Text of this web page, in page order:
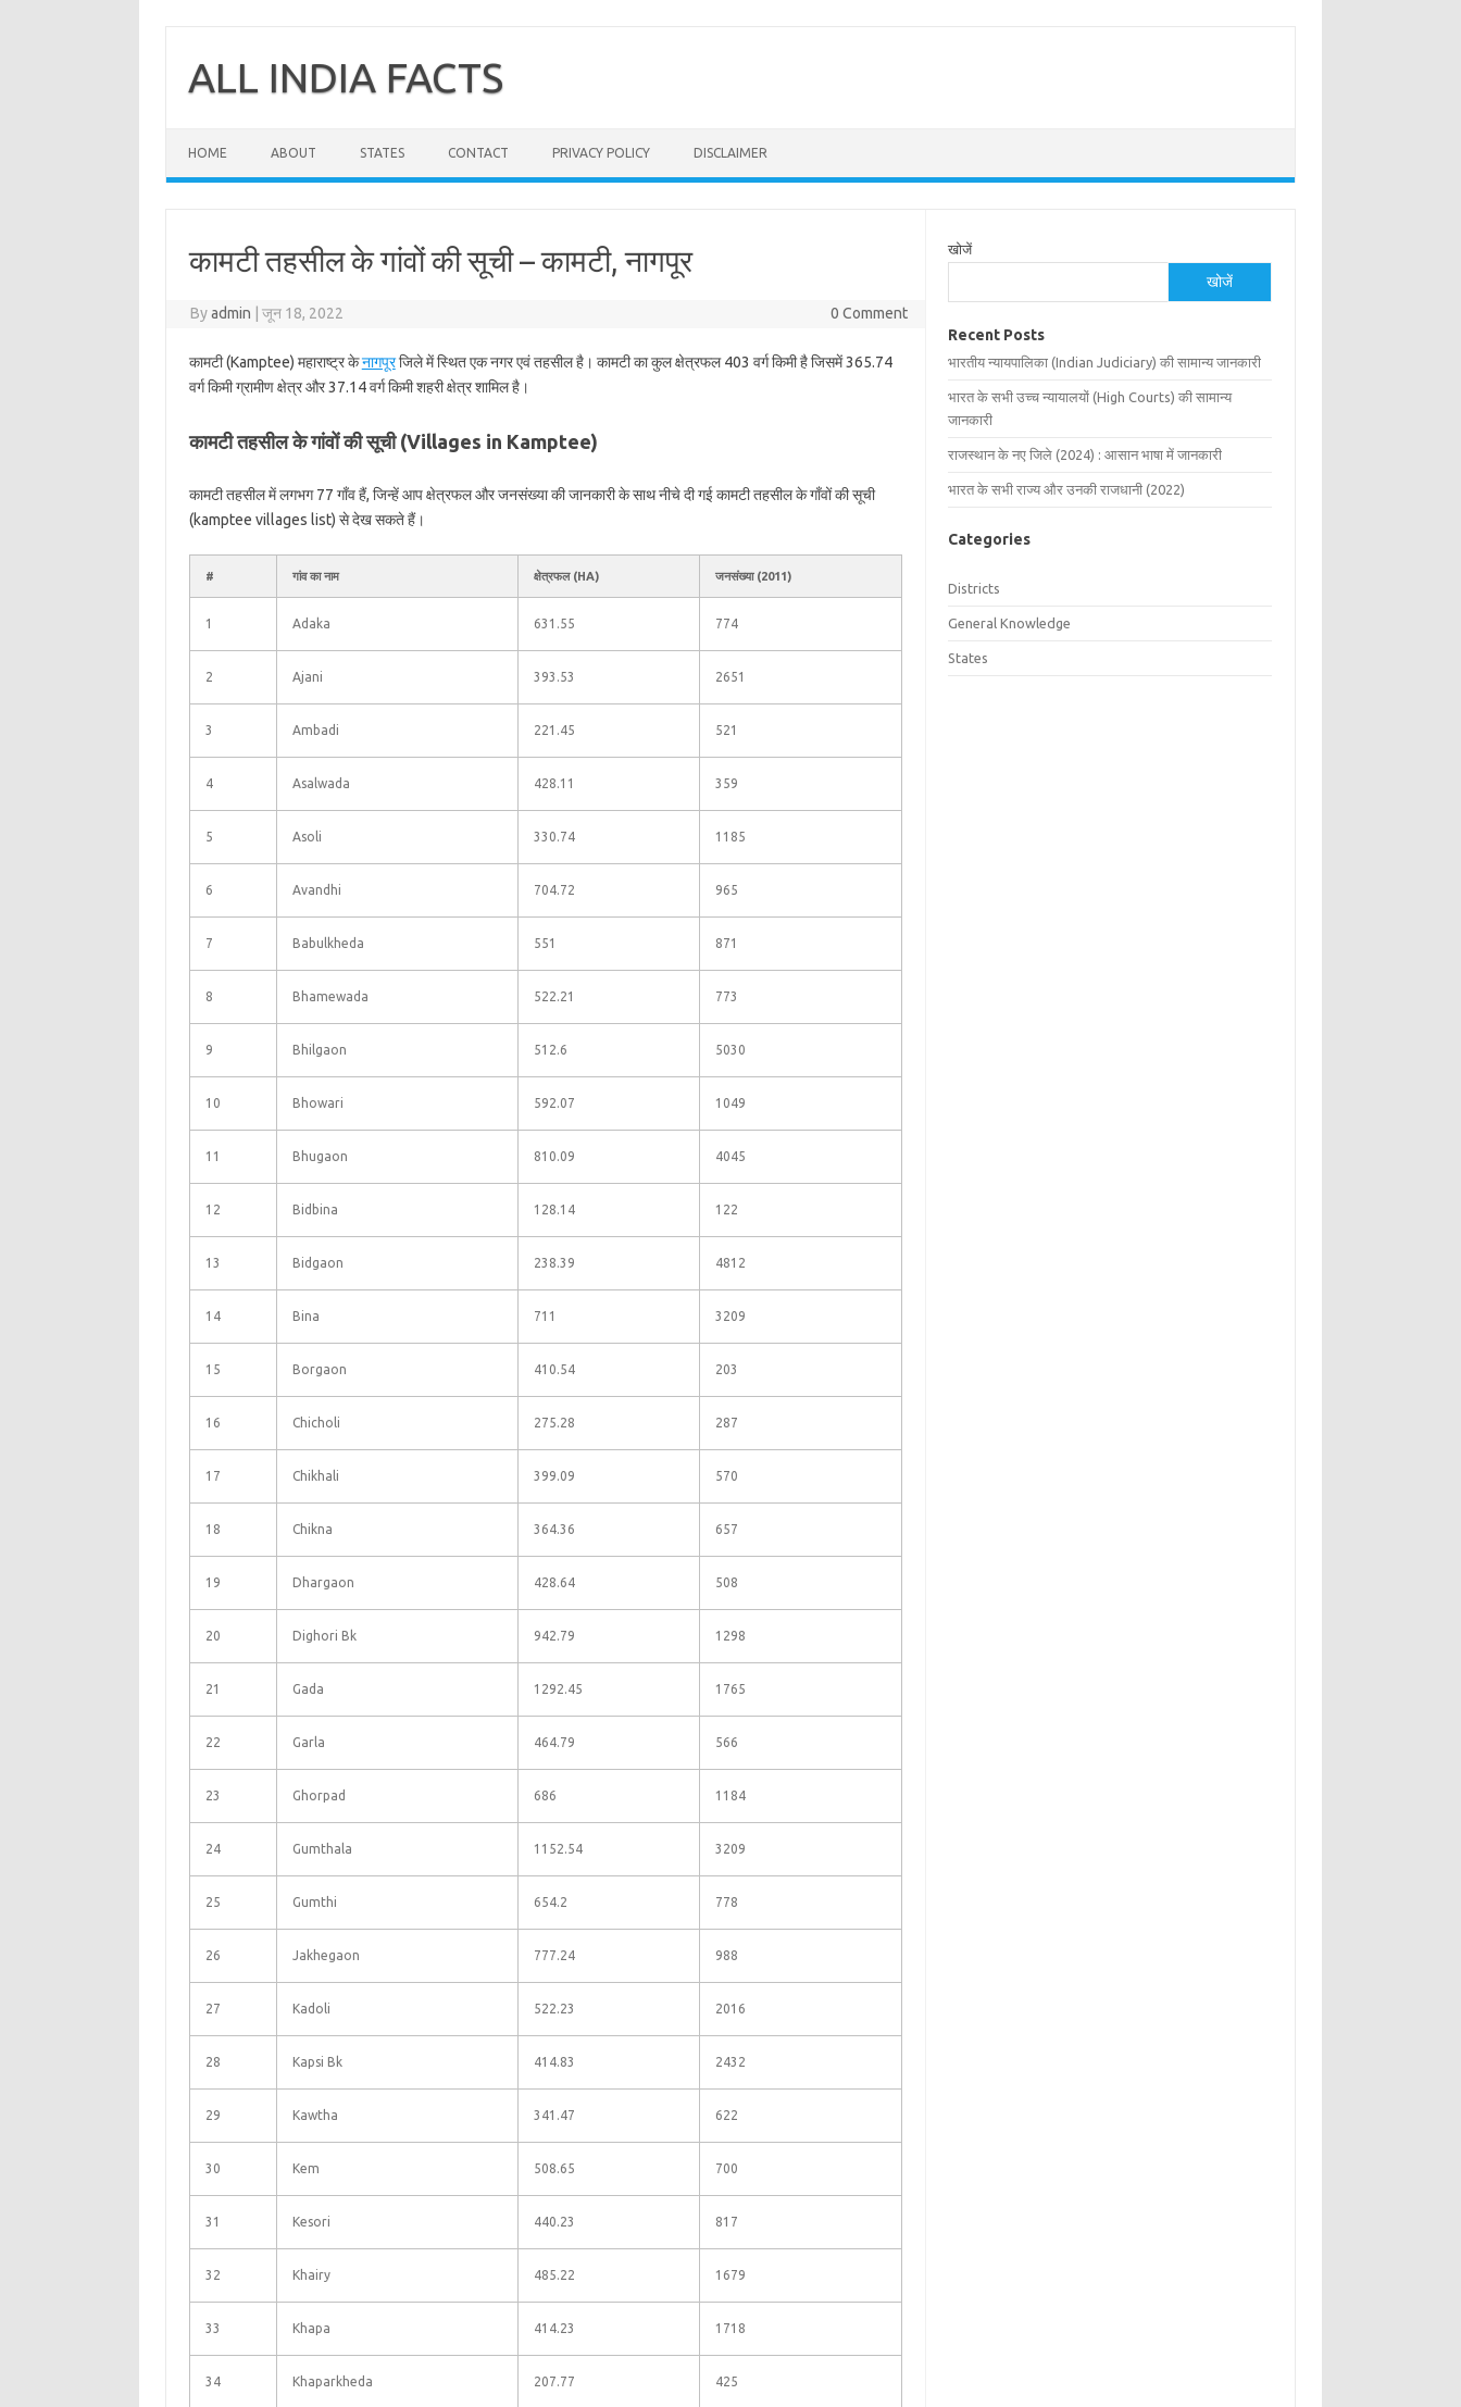
contentALL INDIA FACTS
HOME ABOUT STATES CONTACT PRIVACY POLICY DISCLAIMER
कामटी तहसील के गांवों की सूची – कामटी, नागपूर
Byadmin जून 18, 2022 0 Comment
कामटी (Kamptee) महाराष्ट्र केनागपूरजिले में स्थित एक नगर एवं तहसील है। कामटी का कुल क्षेत्रफल 403 वर्ग किमी है जिसमें 365.74
वर्ग किमी ग्रामीण क्षेत्र और 37.14 वर्ग किमी शहरी क्षेत्र शामिल है।
कामटी तहसील के गांवों की सूची (Villages in Kamptee)
कामटी तहसील में लगभग 77 गाँव हैं, जिन्हें आप क्षेत्रफल और जनसंख्या की जानकारी के साथ नीचे दी गई कामटी तहसील के गाँवों की सूची
(kamptee villages list) से देख सकते हैं।
# गांव का नाम क्षेत्रफल (HA) जनसंख्या (2011)
1 Adaka 631.55 774
2 Ajani 393.53 2651
3 Ambadi 221.45 521
4 Asalwada 428.11 359
5 Asoli 330.74 1185
6 Avandhi 704.72 965
7 Babulkheda 551 871
8 Bhamewada 522.21 773
9 Bhilgaon 512.6 5030
10 Bhowari 592.07 1049
11 Bhugaon 810.09 4045
12 Bidbina 128.14 122
13 Bidgaon 238.39 4812
14 Bina 711 3209
15 Borgaon 410.54 203
16 Chicholi 275.28 287
17 Chikhali 399.09 570
18 Chikna 364.36 657
19 Dhargaon 428.64 508
20 Dighori Bk 942.79 1298
21 Gada 1292.45 1765
22 Garla 464.79 566
23 Ghorpad 686 1184
24 Gumthala 1152.54 3209
25 Gumthi 654.2 778
26 Jakhegaon 777.24 988
27 Kadoli 522.23 2016
28 Kapsi Bk 414.83 2432
29 Kawtha 341.47 622
30 Kem 508.65 700
31 Kesori 440.23 817
32 Khairy 485.22 1679
33 Khapa 414.23 1718
34 Khaparkheda 207.77 425
खोजें
खोजें
Recent Posts
भारतीय न्यायपालिका (Indian Judiciary) की सामान्य जानकारी
भारत के सभी उच्च न्यायालयों (High Courts) की सामान्य
जानकारी
राजस्थान के नए जिले (2024) : आसान भाषा में जानकारी
भारत के सभी राज्य और उनकी राजधानी (2022)
Categories
Districts
General Knowledge
States